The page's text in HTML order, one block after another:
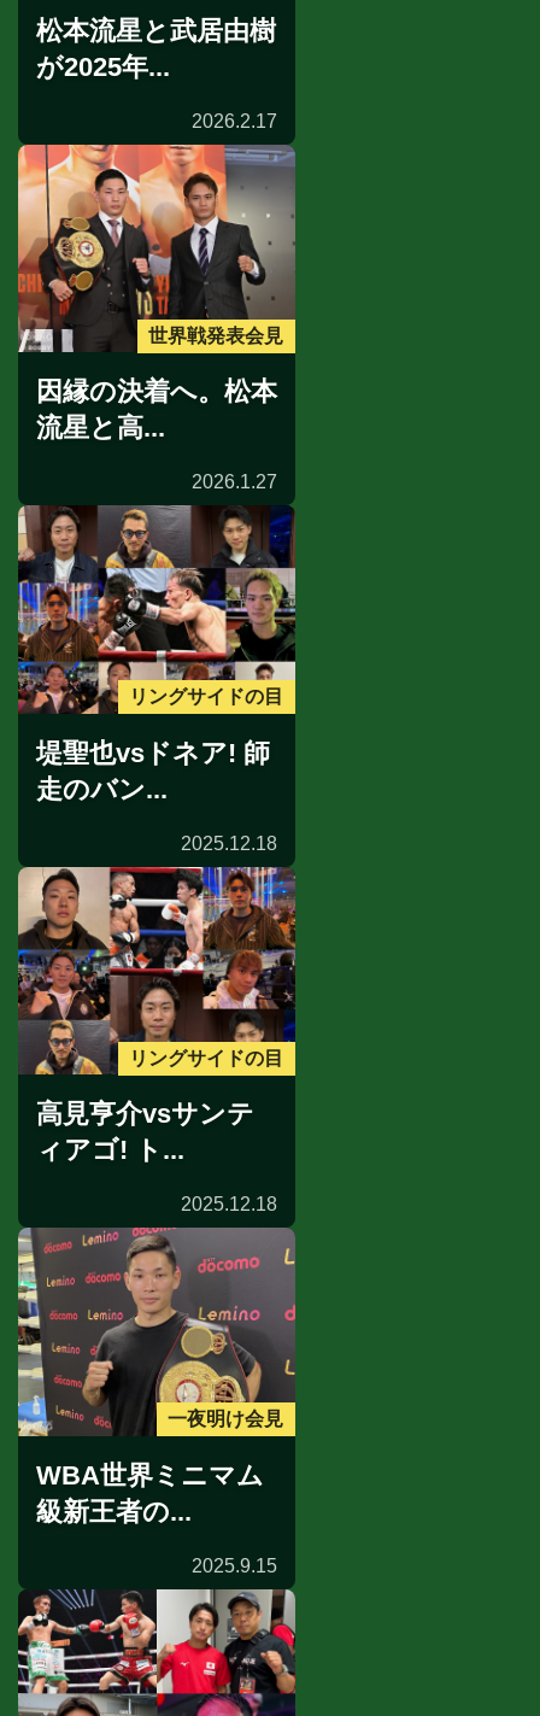
松本流星と武居由樹
が2025年...
2026.2.17
世界戦発表会見
因縁の決着へ。松本
流星と高...
2026.1.27
リングサイドの目
堤聖也vsドネア! 師
走のバン...
2025.12.18
リングサイドの目
高見亨介vsサンテ
ィアゴ! ト...
2025.12.18
一夜明け会見
WBA世界ミニマム
級新王者の...
2025.9.15